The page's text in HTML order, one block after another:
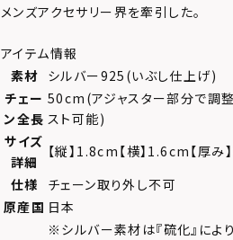
メンズアクセサリー界を牽引した。
アイテム情報
素材 シルバー925(いぶし仕上げ)
チェー
ン全長
50cm(アジャスター部分で調
スト可能)
サイズ
詳細
【縦】1.8cm【横】1.6cm【厚
仕様
チェーン取り外し不可
原産国 日本
※シルバー素材は『硫化』によ